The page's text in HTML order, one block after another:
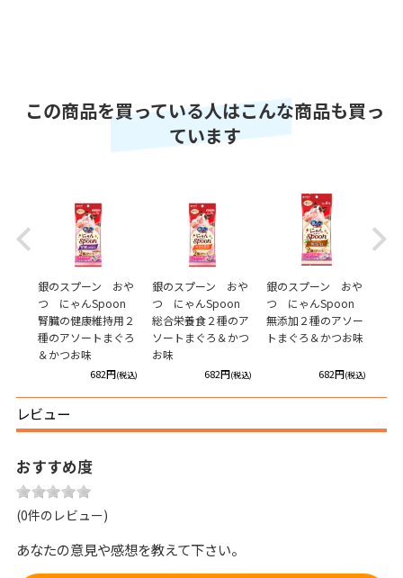
この商品を買っている人はこんな商品も買っ
ています
Previous
銀のスプーン おや
つ にゃんSpoon
腎臓の健康維持用２
種のアソートまぐろ
＆かつお味
682円(税込)
銀のスプーン おや
つ にゃんSpoon
総合栄養食２種のア
ソートまぐろ＆かつ
お味
682円(税込)
銀のスプーン おや
つ にゃんSpoon
無添加２種のアソー
トまぐろ＆かつお味
682円(税込)
Next
レビュー
おすすめ度
(0件のレビュー)
あなたの意見や感想を教えて下さい。